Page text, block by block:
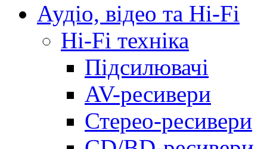
Аудіо, відео та Hi-Fi
Hi-Fi техніка
Підсилювачі
AV-ресивери
Стерео-ресивери